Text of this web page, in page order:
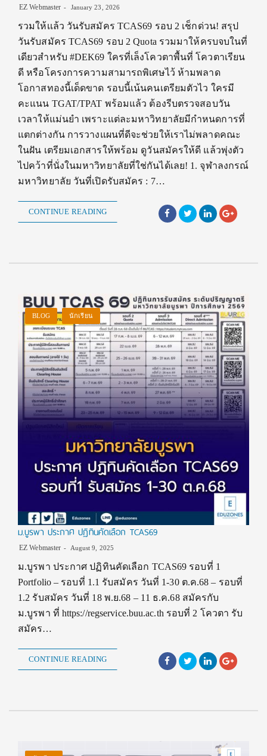
EZ Webmaster January 23, 2026
รวมให้เเล้ว วันรับสมัคร TCAS69 รอบ 2 เช็กด่วน! สรุป
วันรับสมัคร TCAS69 รอบ 2 Quota รวมมาให้ครบจบในที่
เดียวสำหรับ #DEK69 ใครที่เล็งโควตาพื้นที่ โควตาเรียน
ดี หรือโครงการความสามารถพิเศษไว้ ห้ามพลาด
โอกาสทองนี้เด็ดขาด รอบนี้เน้นคนเตรียมตัวไว ใครมี
คะแนน TGAT/TPAT พร้อมแล้ว ต้องรีบตรวจสอบวัน
เวลาให้แม่นยำ เพราะแต่ละมหาวิทยาลัยมีกำหนดการที่
แตกต่างกัน การวางแผนที่ดีจะช่วยให้เราไม่พลาดคณะ
ในฝัน เตรียมเอกสารให้พร้อม ดูวันสมัครให้ดี แล้วพุ่งตัว
ไปคว้าที่นั่งในมหาวิทยาลัยที่ใช่กันได้เลย! 1. จุฬาลงกรณ์
มหาวิทยาลัย วันที่เปิดรับสมัคร : 7…
CONTINUE READING
BLOG นักเรียน
ม.บูรพา ประกาศ ปฏิทินคัดเลือก TCAS69
EZ Webmaster August 9, 2025
ม.บูรพา ประกาศ ปฏิทินคัดเลือก TCAS69 รอบที่ 1
Portfolio – รอบที่ 1.1 รับสมัคร วันที่ 1-30 ต.ค.68 – รอบที่
1.2 รับสมัคร วันที่ 18 พ.ย.68 – 11 ธ.ค.68 สมัครกับ
ม.บูรพา ที่ https://regservice.buu.ac.th รอบที่ 2 โควตา รับ
สมัคร…
CONTINUE READING